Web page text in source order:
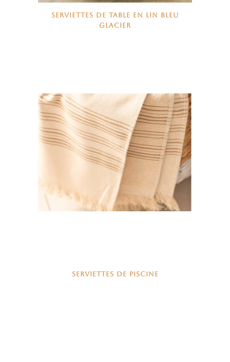
SERVIETTES DE TABLE EN LIN BLEU
GLACIER
SERVIETTES DE PISCINE